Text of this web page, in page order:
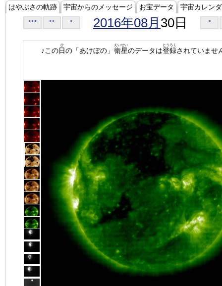
はやぶさの軌跡 宇宙からのメッセージ お宝データ 宇宙カレン
<<< << < 2016年08月 30日 >
♪この日
ひ
の「あけぼの」 衛星
えいせい
のデータは登録
とうろく
されていませ